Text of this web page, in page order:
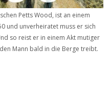
Petts Wood, ist an einem
und unverheiratet muss er sich
so reist er in einem Akt mutiger
Mann bald in die Berge treibt.